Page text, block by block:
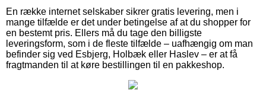
En række internet selskaber sikrer gratis levering, men i
mange tilfælde er det under betingelse af at du shopper for
en bestemt pris. Ellers må du tage den billigste
leveringsform, som i de fleste tilfælde – uafhængig om man
befinder sig ved Esbjerg, Holbæk eller Haslev – er at få
fragtmanden til at køre bestillingen til en pakkeshop.